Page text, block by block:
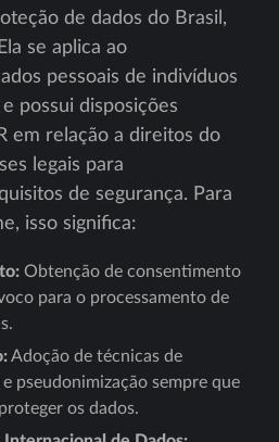
de dados do Brasil,
se aplica ao
pessoais de indivíduos
possui disposições
em relação a direitos do
legais para
de segurança. Para
isso significa:
Obtenção de consentimento
para o processamento de
Adoção de técnicas de
pseudonimização sempre que
os dados.